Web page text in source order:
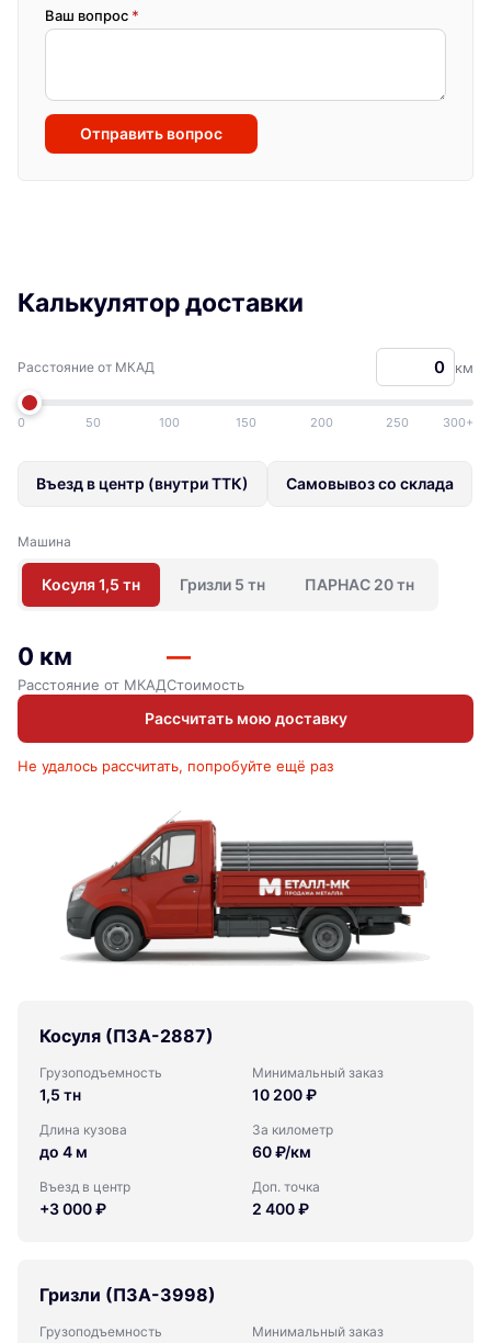
Ваш вопрос *
Отправить вопрос
Калькулятор доставки
Расстояние от МКАД км
0 50 100 150 200 250 300+
Въезд в центр (внутри ТТК) Самовывоз со склада
Машина
Косуля 1,5 тн Гризли 5 тн ПАРНАС 20 тн
0 км
Расстояние от МКАД
—
Стоимость
Рассчитать мою доставку
Не удалось рассчитать, попробуйте ещё раз
Косуля (ПЗА-2887)
Грузоподъемность
1,5 тн
Минимальный заказ
10 200 ₽
Длина кузова
до 4 м
За километр
60 ₽/км
Въезд в центр
+3 000 ₽
Доп. точка
2 400 ₽
Гризли (ПЗА-3998)
Грузоподъемность Минимальный заказ